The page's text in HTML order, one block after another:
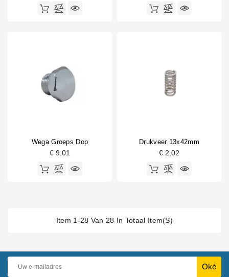
Wega Groeps Dop
€ 9,01
Drukveer 13x42mm
€ 2,02
Item 1-28 Van 28 In Totaal Item(s)